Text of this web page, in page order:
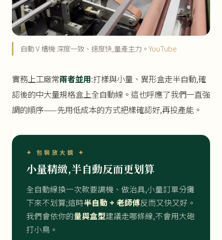
自動 V 槽機:深度一致、速度快,量產主力。YouTube
實務上工廠常兩者並用:打樣與小量、異形盒走半自動,確
認後的中大量規格盒上全自動線。這也呼應了我們一直強
調的順序——先用低成本的方式把樣確認好,再投產能。
✦ 包裝放大鏡 ✦
小量精緻,半自動反而更划算
全自動線換一次款要調機、做治具,小量訂單分攤
下來不划算;這時半自動 + 老師傅反而又快又好。
我們會依你的量與盒型建議走哪條線,不會用大砲
打小鳥。